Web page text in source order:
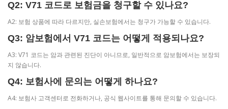
Q2: V71 코드로 보험금을 청구할 수 있나요?
A2: 보험 상품에 따라 다르지만, 실손보험에서는 청구가 가능할 수 있습니다.
Q3: 암보험에서 V71 코드는 어떻게 적용되나요?
A3: V71 코드는 암과 관련된 진단이 아니므로, 일반적으로 암보험에서는 보장되
지 않습니다.
Q4: 보험사에 문의는 어떻게 하나요?
A4: 보험사 고객센터로 전화하거나, 공식 웹사이트를 통해 문의할 수 있습니다.